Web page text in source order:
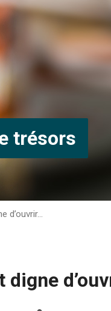
trésors
d’ouvrir…
digne